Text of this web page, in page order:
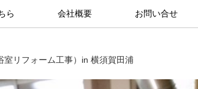
ら 会社概要 お問い合せ
リフォーム工事）in 横須賀田浦